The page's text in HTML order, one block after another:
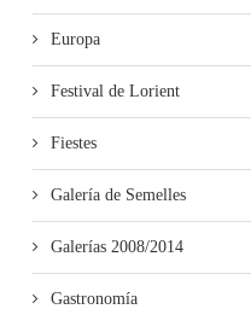
Europa
Festival de Lorient
Fiestes
Galería de Semelles
Galerías 2008/2014
Gastronomía